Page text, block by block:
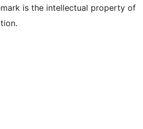
is the intellectual property of